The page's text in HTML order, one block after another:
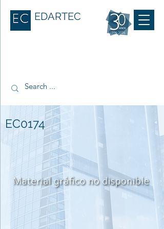
EDARTEC
EC0174